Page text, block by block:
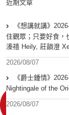
近期文章
《想講就講》
住觀眾；只要好食，
溱禧 Heily, 莊韻澄
2026/08/07
《爵士鍾情》
Nightingale of the
2026/08/07